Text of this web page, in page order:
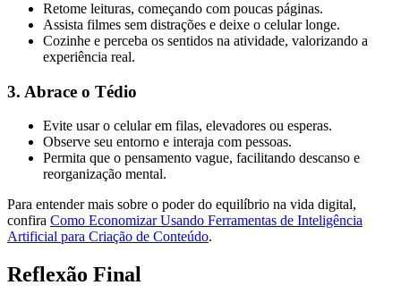
Retome leituras, começando com poucas páginas.
Assista filmes sem distrações e deixe o celular longe.
Cozinhe e perceba os sentidos na atividade, valorizando a
experiência real.
3. Abrace o Tédio
Evite usar o celular em filas, elevadores ou esperas.
Observe seu entorno e interaja com pessoas.
Permita que o pensamento vague, facilitando descanso e
reorganização mental.
Para entender mais sobre o poder do equilíbrio na vida digital,
confira Como Economizar Usando Ferramentas de Inteligência
Artificial para Criação de Conteúdo.
Reflexão Final